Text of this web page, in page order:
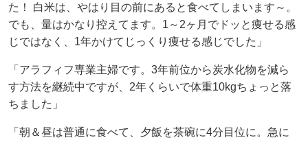
た！ 白米は、やはり目の前にあると食べてしまいます～。
でも、量はかなり控えてます。1～2ヶ月でドッと痩せる感
じではなく、1年かけてじっくり痩せる感じでした」
「アラフィフ専業主婦です。3年前位から炭水化物を減ら
す方法を継続中ですが、2年くらいで体重10kgちょっと落
ちました」
「朝＆昼は普通に食べて、夕飯を茶碗に4分目位に。急に